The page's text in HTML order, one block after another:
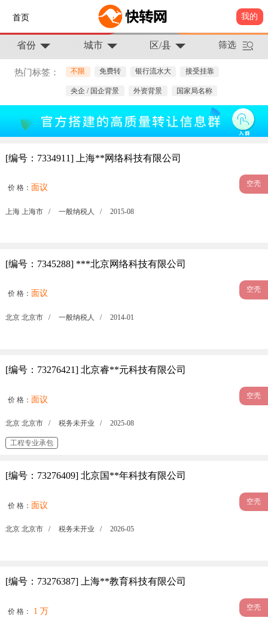
首页 我的
省份 城市 区/县 筛选
热门标签： 不限 免费转 银行流水大 接受挂靠
央企 / 国企背景 外资背景 国家局名称
[编号：7334911] 上海**网络科技有限公司
价 格： 面议 空壳
上海 上海市 / 一般纳税人 / 2015-08
[编号：7345288] ***北京网络科技有限公司
价 格： 面议 空壳
北京 北京市 / 一般纳税人 / 2014-01
[编号：73276421] 北京睿**元科技有限公司
价 格： 面议 空壳
北京 北京市 / 税务未开业 / 2025-08
工程专业承包
[编号：73276409] 北京国**年科技有限公司
价 格： 面议 空壳
北京 北京市 / 税务未开业 / 2026-05
[编号：73276387] 上海**教育科技有限公司
价 格： 1 万 空壳